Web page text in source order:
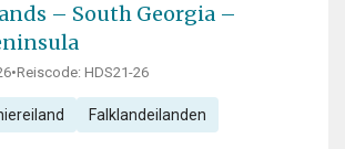
– South Georgia –
•Reiscode: HDS21-26
Falklandeilanden